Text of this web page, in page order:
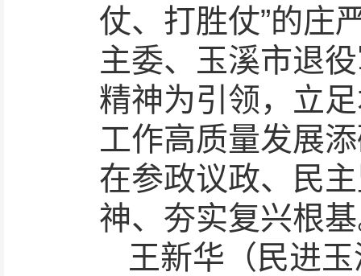
仗、打胜仗”的庄
主委、玉溪市退
精神为引领，立
工作高质量发展
在参政议政、民
神、夯实复兴根
王新华（民进